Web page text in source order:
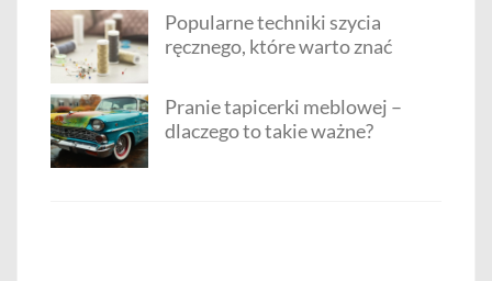
Popularne techniki szycia
ręcznego, które warto znać
Pranie tapicerki meblowej –
dlaczego to takie ważne?